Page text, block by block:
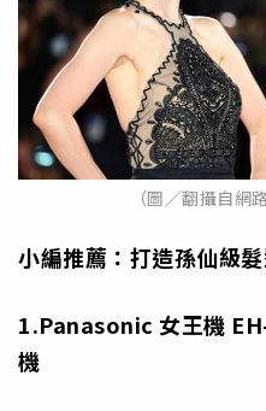
（圖／翻攝自網
小編推薦：打造孫仙級
1.Panasonic 女王機
機